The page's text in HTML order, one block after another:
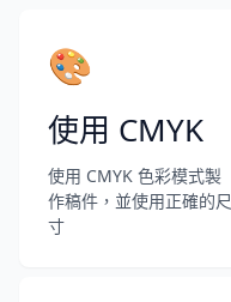
🎨
使用 CMYK
使用 CMYK 色彩模式製
作稿件，並使用正確的尺
寸